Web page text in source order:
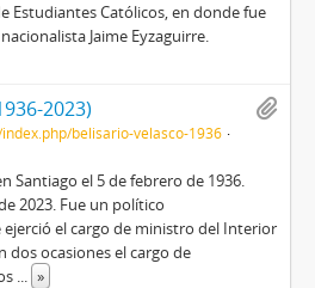
Estudiantes Católicos, en donde fue
Jaime Eyzaguirre.
2023)
belisario-velasco-1936
Santiago el 5 de febrero de 1936.
2023. Fue un político
el cargo de ministro del Interior
dos ocasiones el cargo de
... »